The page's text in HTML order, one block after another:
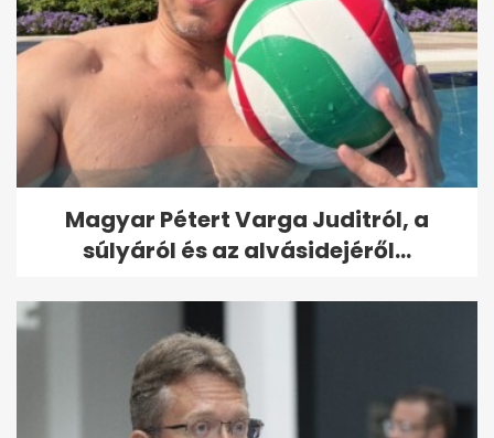
Magyar Pétert Varga Juditról, a
súlyáról és az alvásidejéről...